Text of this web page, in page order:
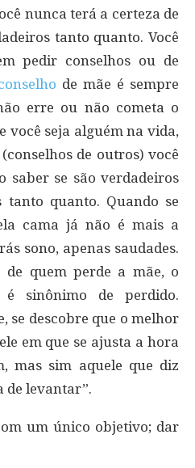
nunca terá a certeza de
tanto quanto. Você
pedir conselhos ou de
de mãe é sempre
erre ou não cometa o
você seja alguém na vida,
de outros) você
saber se são verdadeiros
tanto quanto. Quando se
cama já não é mais a
sono, apenas saudades.
quem perde a mãe, o
sinônimo de perdido.
se descobre que o melhor
em que se ajusta a hora
mas sim aquele que diz
de levantar”.
um único objetivo; dar